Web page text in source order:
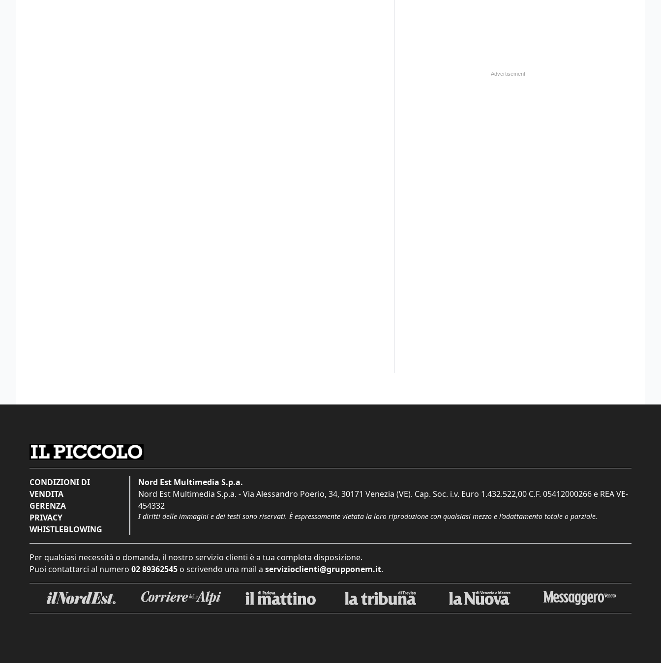
CONDIZIONI DI
VENDITA
GERENZA
PRIVACY
WHISTLEBLOWING
Nord Est Multimedia S.p.a.
Nord Est Multimedia S.p.a. - Via Alessandro Poerio, 34, 30171 Venezia (VE). Cap. Soc. i.v. Euro 1.432.522,00 C.F. 05412000266 e REA VE-
454332
I diritti delle immagini e dei testi sono riservati. È espressamente vietata la loro riproduzione con qualsiasi mezzo e l'adattamento totale o parziale.
Per qualsiasi necessità o domanda, il nostro servizio clienti è a tua completa disposizione.
Puoi contattarci al numero 02 89362545 o scrivendo una mail a servizioclienti@grupponem.it.